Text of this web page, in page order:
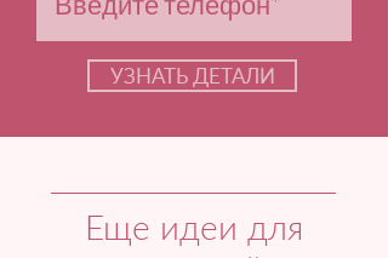
УЗНАТЬ ДЕТАЛИ
Еще идеи для